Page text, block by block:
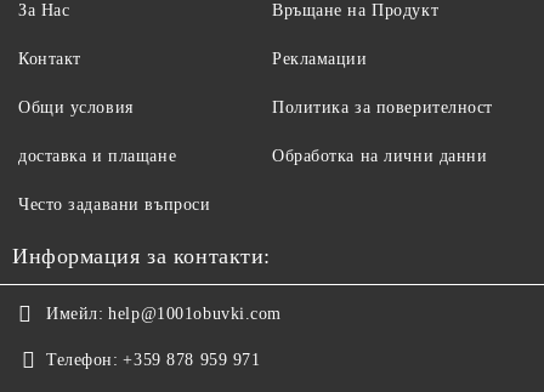
За Нас
Контакт
Общи условия
доставка и плащане
Връщане на Продукт
Рекламации
Политика за поверителност
Обработка на лични данни
Често задавани въпроси
Информация за контакти:
Имейл: help@1001obuvki.com
Телефон: +359 878 959 971